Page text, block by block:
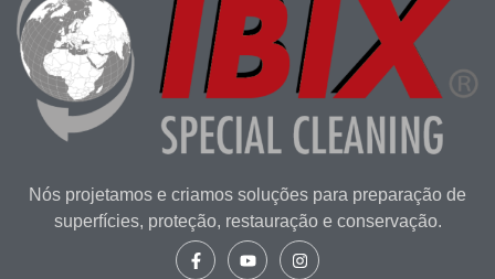
Nós projetamos e criamos soluções para preparação de
superfícies, proteção, restauração e conservação.